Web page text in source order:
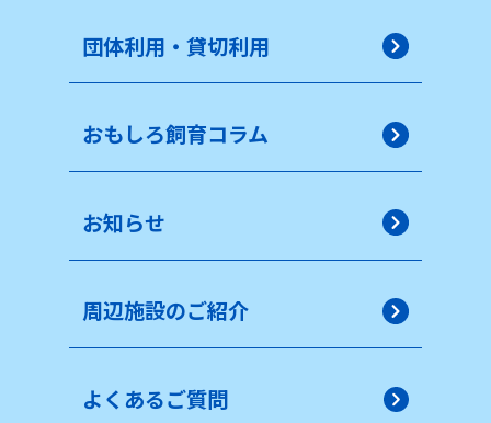
団体利用・貸切利用
おもしろ飼育コラム
お知らせ
周辺施設のご紹介
よくあるご質問